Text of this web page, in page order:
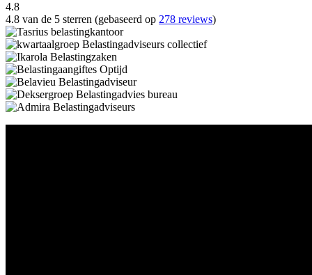
4.8
4.8 van de 5 sterren (gebaseerd op 278 reviews)